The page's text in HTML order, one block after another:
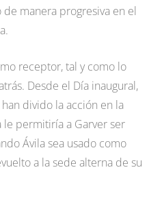
manera progresiva en el
receptor, tal y como lo
Desde el Día inaugural,
divido la acción en la
permitiría a Garver ser
Ávila sea usado como
a la sede alterna de su